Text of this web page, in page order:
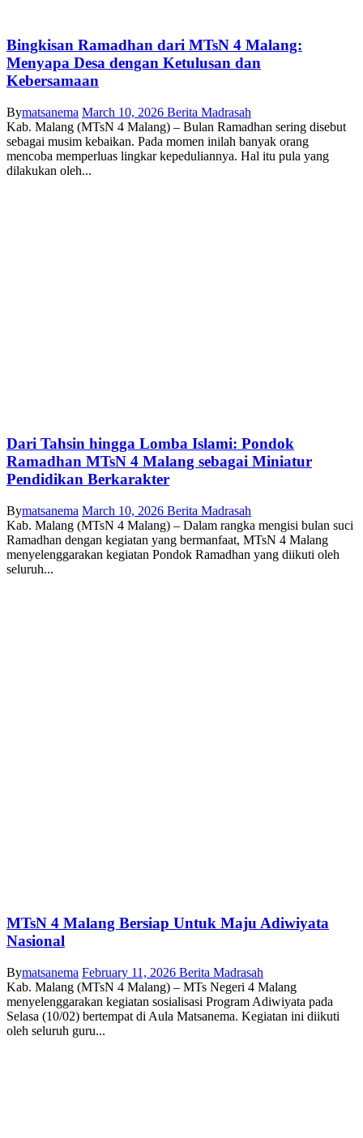
Bingkisan Ramadhan dari MTsN 4 Malang:
Menyapa Desa dengan Ketulusan dan
Kebersamaan
Bymatsanema March 10, 2026 Berita Madrasah
Kab. Malang (MTsN 4 Malang) – Bulan Ramadhan sering disebut
sebagai musim kebaikan. Pada momen inilah banyak orang
mencoba memperluas lingkar kepeduliannya. Hal itu pula yang
dilakukan oleh...
Dari Tahsin hingga Lomba Islami: Pondok
Ramadhan MTsN 4 Malang sebagai Miniatur
Pendidikan Berkarakter
Bymatsanema March 10, 2026 Berita Madrasah
Kab. Malang (MTsN 4 Malang) – Dalam rangka mengisi bulan suci
Ramadhan dengan kegiatan yang bermanfaat, MTsN 4 Malang
menyelenggarakan kegiatan Pondok Ramadhan yang diikuti oleh
seluruh...
MTsN 4 Malang Bersiap Untuk Maju Adiwiyata
Nasional
Bymatsanema February 11, 2026 Berita Madrasah
Kab. Malang (MTsN 4 Malang) – MTs Negeri 4 Malang
menyelenggarakan kegiatan sosialisasi Program Adiwiyata pada
Selasa (10/02) bertempat di Aula Matsanema. Kegiatan ini diikuti
oleh seluruh guru...